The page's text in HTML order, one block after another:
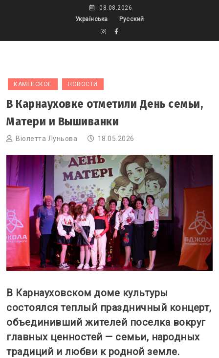
08.08.2026
Українська
Русский
КАМЕНСКОЕ НОВОСТИ
В Карнауховке отметили День семьи,
Матери и Вышиванки
Віолетта Луньова 18.05.2026
В Карнауховском доме культуры
состоялся теплый праздничный концерт,
объединивший жителей поселка вокруг
главных ценностей — семьи, народных
традиций и любви к родной земле.